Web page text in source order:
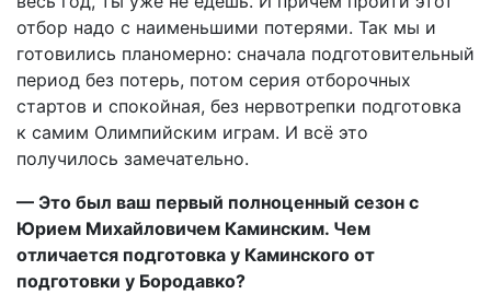
отбор надо с наименьшими потерями. Так мы и
готовились планомерно: сначала подготовительный
период без потерь, потом серия отборочных
стартов и спокойная, без нервотрепки подготовка
к самим Олимпийским играм. И всё это
получилось замечательно.
— Это был ваш первый полноценный сезон с
Юрием Михайловичем Каминским. Чем
отличается подготовка у Каминского от
подготовки у Бородавко?